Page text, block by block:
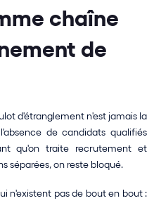
chaîne
de
d'étranglement n'est jamais la
de candidats qualifiés
qu'on traite recrutement et
séparées, on reste bloqué.
n'existent pas de bout en bout :